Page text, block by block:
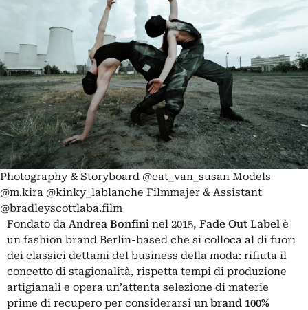
Photography & Storyboard @cat_van_susan Models
@m.kira @kinky_lablanche Filmmajer & Assistant
@bradleyscottlaba.film
Fondato da Andrea Bonfini nel 2015, Fade Out Label è
un fashion brand Berlin-based che si colloca al di fuori
dei classici dettami del business della moda: rifiuta il
concetto di stagionalità, rispetta tempi di produzione
artigianali e opera un’attenta selezione di materie
prime di recupero per considerarsi un brand 100%